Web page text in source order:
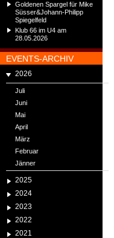
Goldenen Spargel für Mike
Süsser&Johann-Philipp
Spiegelfeld
Klub 66 im U4 am
28.05.2026
EVENTS-ARCHIV
2026
Juli
Juni
Mai
April
März
Februar
Jänner
2025
2024
2023
2022
2021